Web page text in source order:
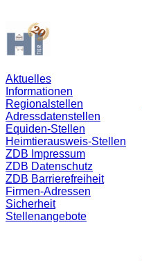
Aktuelles
Informationen
Regionalstellen
Adressdatenstellen
Equiden-Stellen
Heimtierausweis-Stellen
ZDB Impressum
ZDB Datenschutz
ZDB Barrierefreiheit
Firmen-Adressen
Sicherheit
Stellenangebote